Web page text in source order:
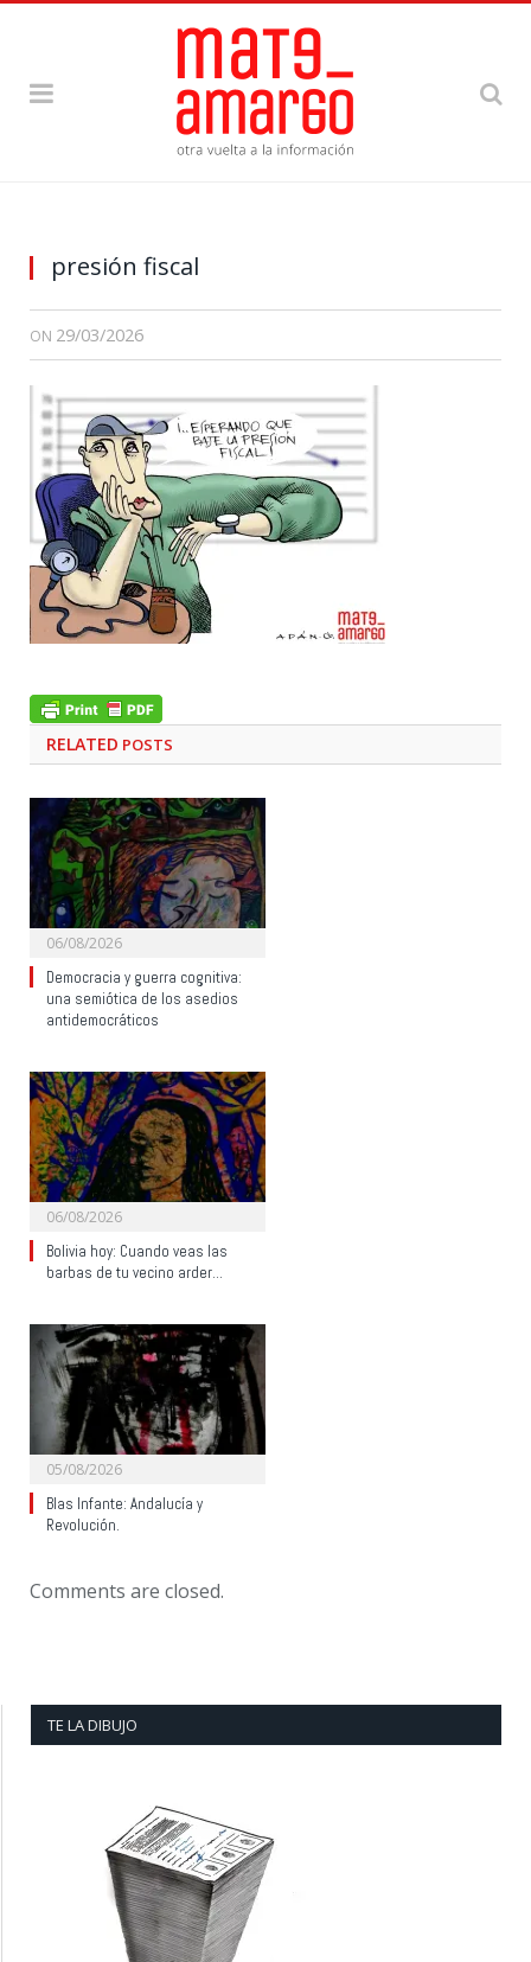
presión fiscal
ON 29/03/2026
RELATED POSTS
06/08/2026
Democracia y guerra cognitiva:
una semiótica de los asedios
antidemocráticos
06/08/2026
Bolivia hoy: Cuando veas las
barbas de tu vecino arder…
05/08/2026
Blas Infante: Andalucía y
Revolución.
Comments are closed.
TE LA DIBUJO